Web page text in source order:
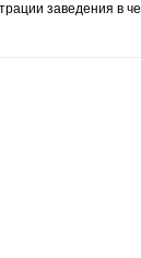
заведения в